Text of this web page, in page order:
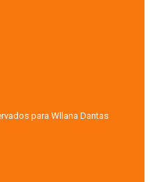
para Wllana Dantas